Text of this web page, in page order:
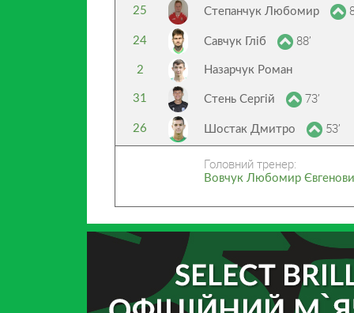
25 Степанчук Любомир
24 Савчук Гліб 88’
2 Назарчук Роман
31 Стень Сергій 73’
26 Шостак Дмитро 53’
Головний тренер:
Вовчук Любомир